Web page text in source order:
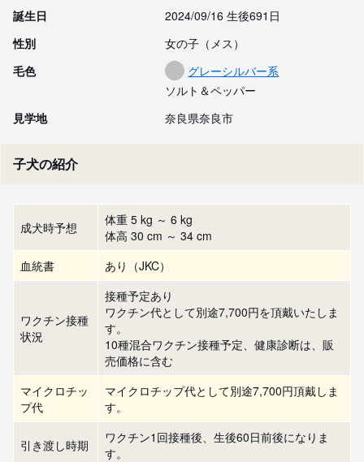
誕生日
2024/09/16 生後691日
性別
女の子（メス）
毛色
グレーシルバー系
ソルト＆ペッパー
見学地
奈良県奈良市
子犬の紹介
成犬時予想
体重 5 kg ～ 6 kg
体高 30 cm ～ 34 cm
血統書
あり（JKC）
ワクチン接種
状況
接種予定あり
ワクチン代として別途7,700円を頂戴いたしま
す。
10種混合ワクチン接種予定、健康診断は、販
売価格に含む
マイクロチッ
プ代
マイクロチップ代として別途7,700円頂戴しま
す。
引き渡し時期
ワクチン1回接種後、生後60日前後になりま
す。